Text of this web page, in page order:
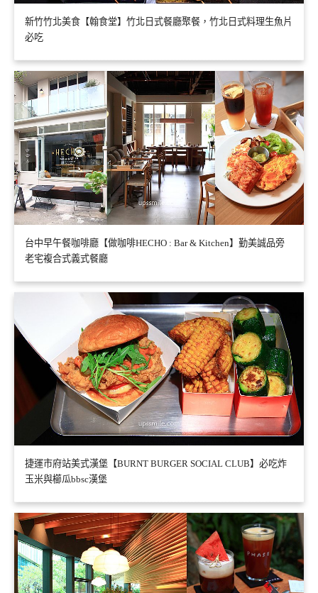
新竹竹北美食【翰食堂】竹北日式餐廳聚餐，竹北日式料理生魚片
必吃
台中早午餐咖啡廳【做咖啡HECHO : Bar & Kitchen】勤美誠品旁
老宅複合式義式餐廳
捷運市府站美式漢堡【BURNT BURGER SOCIAL CLUB】必吃炸
玉米與櫛瓜bbsc漢堡